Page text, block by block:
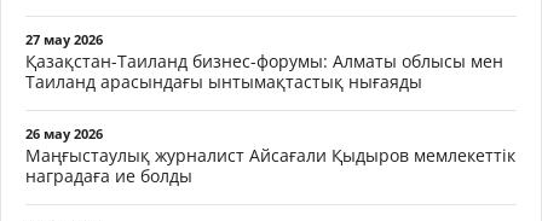
27 мау 2026
Қазақстан-Таиланд бизнес-форумы: Алматы облысы мен
Таиланд арасындағы ынтымақтастық нығаяды
26 мау 2026
Маңғыстаулық журналист Айсағали Қыдыров мемлекеттік
наградаға ие болды